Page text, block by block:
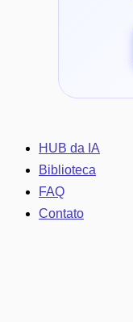
HUB da IA
Biblioteca
FAQ
Contato